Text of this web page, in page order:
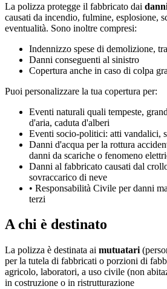
La polizza protegge il fabbricato dai
causati da incendio, fulmine, esplosione,
eventualità. Sono inoltre compresi:
Indennizzo spese di demolizione,
Danni conseguenti al sinistro
Copertura anche in caso di colpa
Puoi personalizzare la tua copertura per:
Eventi naturali quali tempeste,
d'aria, caduta d'alberi
Eventi socio-politici: atti vandalici,
Danni d'acqua per la rottura
danni da scariche o fenomeno
Danni al fabbricato causati dal
sovraccarico di neve
• Responsabilità Civile per danni
terzi
A chi è destinato
La polizza è destinata ai mutuatari
per la tutela di fabbricati o porzioni di
agricolo, laboratori, a uso civile (non
in costruzione o in ristrutturazione